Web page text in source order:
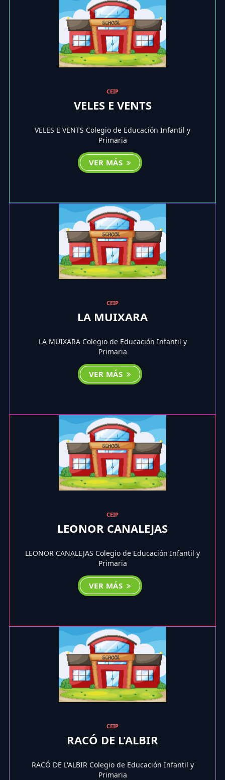
CEIP
VELES E VENTS
VELES E VENTS Colegio de Educación Infantil y
Primaria
VER MÁS
CEIP
LA MUIXARA
LA MUIXARA Colegio de Educación Infantil y
Primaria
VER MÁS
CEIP
LEONOR CANALEJAS
LEONOR CANALEJAS Colegio de Educación Infantil y
Primaria
VER MÁS
CEIP
RACÓ DE L'ALBIR
RACÓ DE L'ALBIR Colegio de Educación Infantil y
Primaria